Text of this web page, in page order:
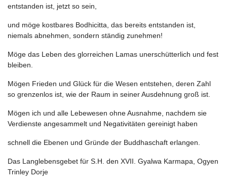
entstanden ist, jetzt so sein,
und möge kostbares Bodhicitta, das bereits entstanden ist,
niemals abnehmen, sondern ständig zunehmen!
Möge das Leben des glorreichen Lamas unerschütterlich und fest
bleiben.
Mögen Frieden und Glück für die Wesen entstehen, deren Zahl
so grenzenlos ist, wie der Raum in seiner Ausdehnung groß ist.
Mögen ich und alle Lebewesen ohne Ausnahme, nachdem sie
Verdienste angesammelt und Negativitäten gereinigt haben
schnell die Ebenen und Gründe der Buddhaschaft erlangen.
Das Langlebensgebet für S.H. den XVII. Gyalwa Karmapa, Ogyen
Trinley Dorje